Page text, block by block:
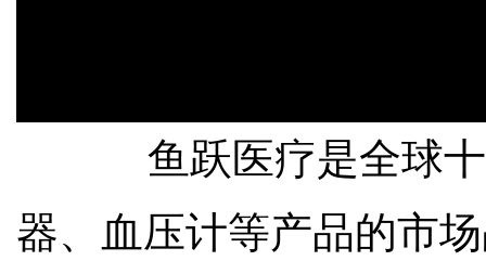
鱼跃医疗是全球十大
器、血压计等产品的市